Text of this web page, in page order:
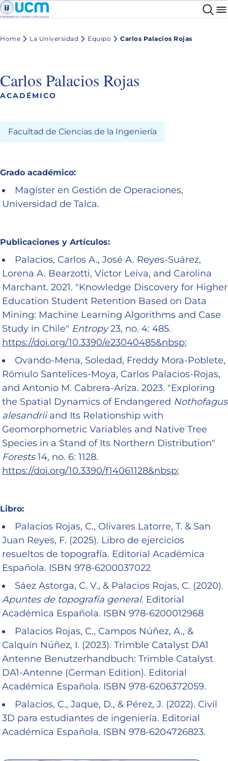
Home La Universidad Equipo Carlos Palacios Rojas
Carlos Palacios Rojas
ACADÉMICO
Facultad de Ciencias de la Ingeniería
Grado académico:
Magíster en Gestión de Operaciones,
Universidad de Talca.
Publicaciones y Artículos:
Palacios, Carlos A., José A. Reyes-Suárez,
Lorena A. Bearzotti, Víctor Leiva, and Carolina
Marchant. 2021. "Knowledge Discovery for Higher
Education Student Retention Based on Data
Mining: Machine Learning Algorithms and Case
Study in Chile" Entropy23, no. 4: 485.
https://doi.org/10.3390/e23040485&nbsp;
Ovando-Mena, Soledad, Freddy Mora-Poblete,
Rómulo Santelices-Moya, Carlos Palacios-Rojas,
and Antonio M. Cabrera-Ariza. 2023. "Exploring
the Spatial Dynamics of Endangered Nothofagus
alesandriiand Its Relationship with
Geomorphometric Variables and Native Tree
Species in a Stand of Its Northern Distribution"
Forests14, no. 6: 1128.
https://doi.org/10.3390/f14061128&nbsp;
Libro:
Palacios Rojas, C., Olivares Latorre, T. & San
Juan Reyes, F. (2025). Libro de ejercicios
resueltos de topografía. Editorial Académica
Española. ISBN 978-6200037022
Sáez Astorga, C. V., & Palacios Rojas, C. (2020).
Apuntes de topografía general. Editorial
Académica Española. ISBN 978-6200012968
Palacios Rojas, C., Campos Núñez, A., &
Calquín Núñez, I. (2023). Trimble Catalyst DA1
Antenne Benutzerhandbuch: Trimble Catalyst
DA1-Antenne (German Edition). Editorial
Académica Española. ISBN 978-6206372059.
Palacios, C., Jaque, D., & Pérez, J. (2022). Civil
3D para estudiantes de ingeniería. Editorial
Académica Española. ISBN 978-6204726823.